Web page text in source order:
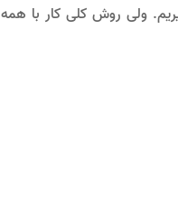
ولی روش کلی کار با همه